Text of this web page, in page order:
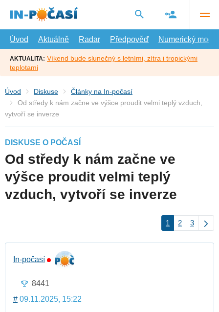
hlavní
Úvod
Aktuálně Radar Předpověď Numerický model
AKTUALITA: Víkend bude slunečný s letními, zítra i tropickými
teplotami
Úvod Diskuse
Články na In-počasí
Od středy k nám začne ve výšce proudit velmi teplý vzduch,
vytvoří se inverze
DISKUSE O POČASÍ
Od středy k nám začne ve
výšce proudit velmi teplý
vzduch, vytvoří se inverze
1 2 3
In-počasí
8441
# 09.11.2025, 15:22